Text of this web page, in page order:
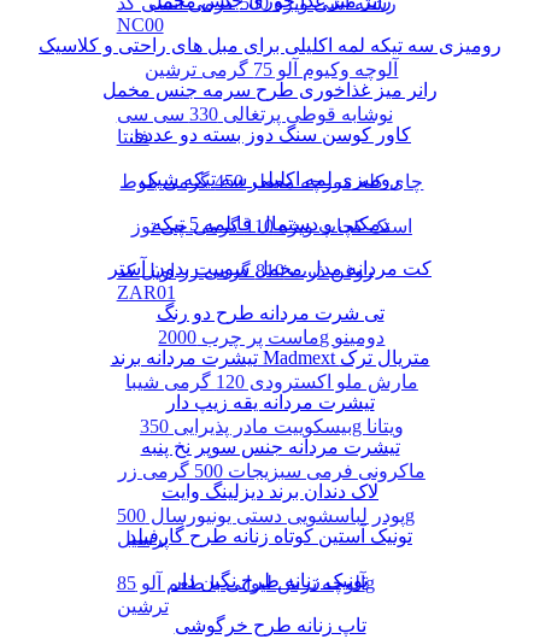
NC00
آلوچه وکیوم آلو 75 گرمی ترشین
نوشابه قوطی پرتغالی 330 سی سی
فانتا
چای کله مورچه معطر 450 گرمی بلوط
اسنک کچاپ ویژه 110 گرمی چی توز
روغن ذرت 810 گرمی زر اویل کد
ZAR01
ماست پر چرب 2000g دومینو
مارش ملو اکسترودی 120 گرمی شیبا
بیسکوییت مادر پذیرایی 350g ویتانا
ماکرونی فرمی سبزیجات 500 گرمی زر
پودر لباسشویی دستی یونیورسال 500g
پرسیل
آلوچه ترش لیوانی با طعم آلو 85g
ترشین
رومیزی سه تیکه لمه اکلیلی برای مبل های راحتی و کلاسیک
رانر میز غذاخوری طرح سرمه جنس مخمل
کاور کوسن سنگ دوز بسته دو عددی
رومیزی لمه اکلیلی سه تیکه شیک
دمکنی و دستمال قابلمه 5 تیکه
کت مردانه مدل مخمل سوییت بدون آستر
تی شرت مردانه طرح دو رنگ
تیشرت مردانه برند Madmext متریال ترک
تیشرت مردانه یقه زیپ دار
تیشرت مردانه جنس سوپر نخ پنبه
لاک دندان برند دیزلینگ وایت
تونیک آستین کوتاه زنانه طرح گارفیلد
تونیک زنانه طرح نگین دار
تاپ زنانه طرح خرگوشی